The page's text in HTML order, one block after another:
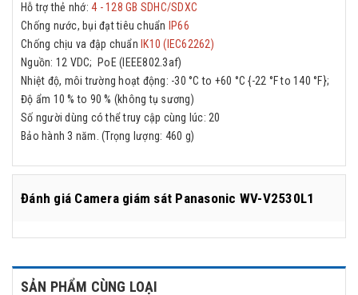
Hỗ trợ thẻ nhớ: 4 - 128 GB SDHC/SDXC
Chống nước, bụi đạt tiêu chuẩn
IP66
Chống chịu va đập chuẩn IK10 (IEC62262)
Nguồn: 12 VDC; PoE (IEEE802.3af)
Nhiệt độ, môi trường hoạt động: -30 °C to +60 °C {-22 °F to 140 °F};
Độ ẩm 10 % to 90 % (không tụ sương)
Số người dùng có thể truy cập cùng lúc: 20
Bảo hành 3 năm. (Trọng lượng: 460 g)
Đánh giá Camera giám sát Panasonic WV-V2530L1
SẢN PHẨM CÙNG LOẠI